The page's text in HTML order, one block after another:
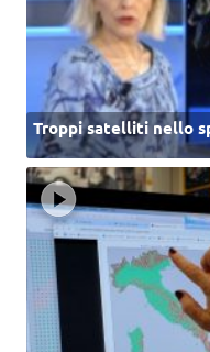
Troppi satelliti nello